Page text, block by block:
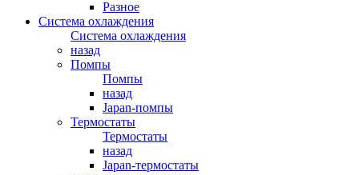
Разное
Система охлаждения
Система охлаждения
назад
Помпы
Помпы
назад
Japan-помпы
Термостаты
Термостаты
назад
Japan-термостаты